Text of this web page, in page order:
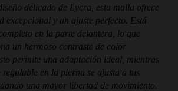
delicado de Lycra, esta malla ofrece
excepcional y un ajuste perfecto. Está
en la parte delantera, lo que
un hermoso contraste de color.
permite una adaptación ideal, mientras
regulable en la pierna se ajusta a tus
una mayor libertad de movimiento.